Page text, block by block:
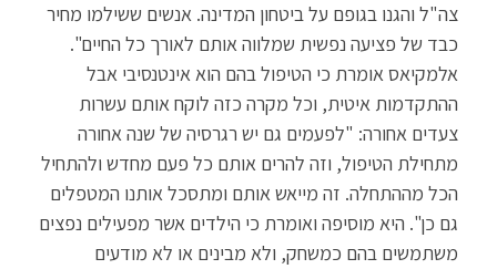
צה"ל והגנו בגופם על ביטחון המדינה. אנשים ששילמו מחיר
כבד של פציעה נפשית שמלווה אותם לאורך כל החיים".
אלמקיאס אומרת כי הטיפול בהם הוא אינטנסיבי אבל
ההתקדמות איטית, וכל מקרה כזה לוקח אותם עשרות
צעדים אחורה: "לפעמים גם יש רגרסיה של שנה אחורה
מתחילת הטיפול, וזה להרים אותם כל פעם מחדש ולהתחיל
הכל מההתחלה. זה מייאש אותם ומתסכל אותנו המטפלים
גם כן". היא מוסיפה ואומרת כי הילדים אשר מפעילים נפצים
משתמשים בהם כמשחק, ולא מבינים או לא מודעים